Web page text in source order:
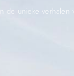
de unieke verhalen